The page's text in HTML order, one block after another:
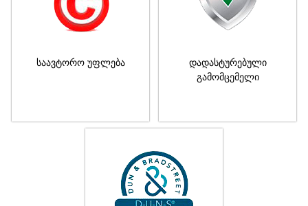
საავტორო უფლება
დადასტურებული
გამომცემელი